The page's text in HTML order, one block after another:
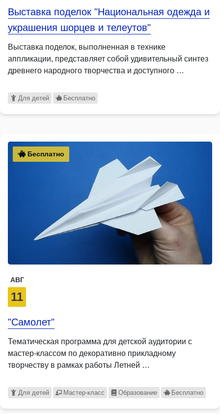
Выставка поделок "Национальная одежда и
украшения шорцев и телеутов"
Выставка поделок, выполненная в технике
аппликации, представляет собой удивительный синтез
древнего народного творчества и доступного …
Для детей Бесплатно
Бесплатно
АВГ
11
"Самолет"
Тематическая программа для детской аудитории с
мастер-классом по декоративно прикладному
творчеству в рамках работы Летней …
Для детей Мастер-класс Образование Бесплатно